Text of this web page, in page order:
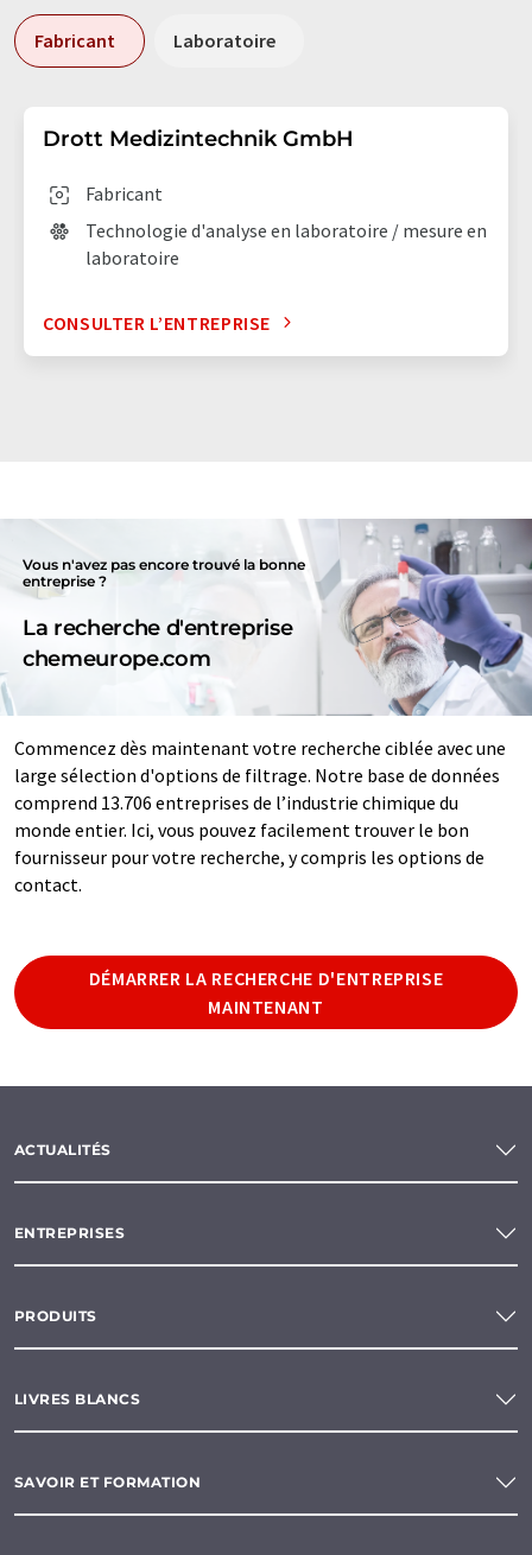
Fabricant Laboratoire
Drott Medizintechnik GmbH
Fabricant
Technologie d'analyse en laboratoire / mesure en
laboratoire
CONSULTER L’ENTREPRISE
Vous n'avez pas encore trouvé la bonne
entreprise ?
La recherche d'entreprise
chemeurope.com
Commencez dès maintenant votre recherche ciblée avec une
large sélection d'options de filtrage. Notre base de données
comprend 13.706 entreprises de l’industrie chimique du
monde entier. Ici, vous pouvez facilement trouver le bon
fournisseur pour votre recherche, y compris les options de
contact.
DÉMARRER LA RECHERCHE D'ENTREPRISE
MAINTENANT
ACTUALITÉS
ENTREPRISES
PRODUITS
LIVRES BLANCS
SAVOIR ET FORMATION